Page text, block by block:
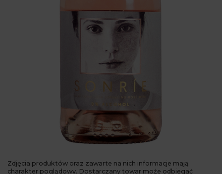
Zdjęcia produktów oraz zawarte na nich informacje mają
charakter poglądowy. Dostarczany towar może odbiegać